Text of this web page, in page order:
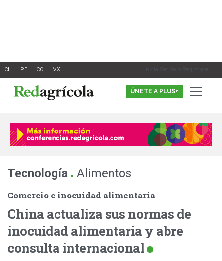
Inicia Sesión o Registrate
ÚNETE A PLUS+
Tecnología . Alimentos
Comercio e inocuidad alimentaria
China actualiza sus normas de
inocuidad alimentaria y abre
consulta internacional